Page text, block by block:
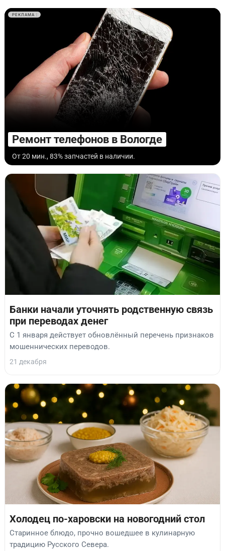
РЕКЛАМА
Ремонт телефонов в Вологде
От 20 мин., 83% запчастей в наличии.
Банки начали уточнять родственную связь
при переводах денег
С 1 января действует обновлённый перечень признаков
мошеннических переводов.
21 декабря
Холодец по-харовски на новогодний стол
Старинное блюдо, прочно вошедшее в кулинарную
традицию Русского Севера.